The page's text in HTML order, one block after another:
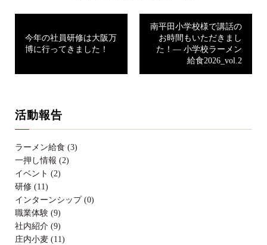
今年の社員研修は大阪万
博に行ってきました！
南平田小学校様で講話の
お時間もいただきまし
た！— 小学校ラーメン
給食2026_vol.2
活動報告
ラーメン給食 (3)
一押し情報 (2)
イベント (2)
研修 (11)
インターンシップ (0)
職業体験 (9)
社内紹介 (9)
庄内小麦 (11)